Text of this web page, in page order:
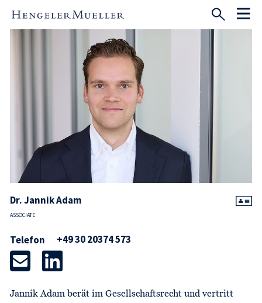
Dr. Jannik Adam
ASSOCIATE
Telefon +49 30 20374 573
Jannik Adam berät im Gesellschaftsrecht und vertritt